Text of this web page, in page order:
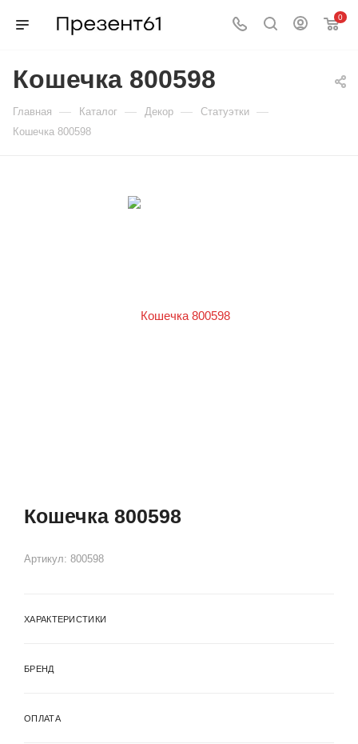
0
Кошечка 800598
Главная — Каталог — Декор — Статуэтки —
Кошечка 800598
Кошечка 800598
Артикул: 800598
ХАРАКТЕРИСТИКИ
БРЕНД
ОПЛАТА